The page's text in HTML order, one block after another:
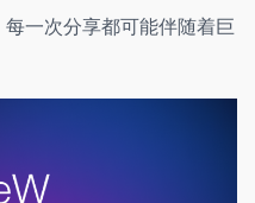
一次分享都可能伴随着巨